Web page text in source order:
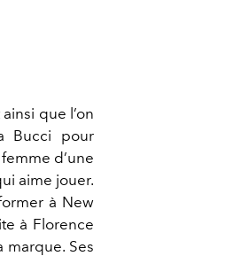
que l’on
Bucci pour
d’une
aime jouer.
à New
à Florence
marque. Ses